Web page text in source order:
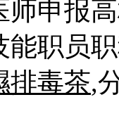
师申报
能职员
排毒茶,